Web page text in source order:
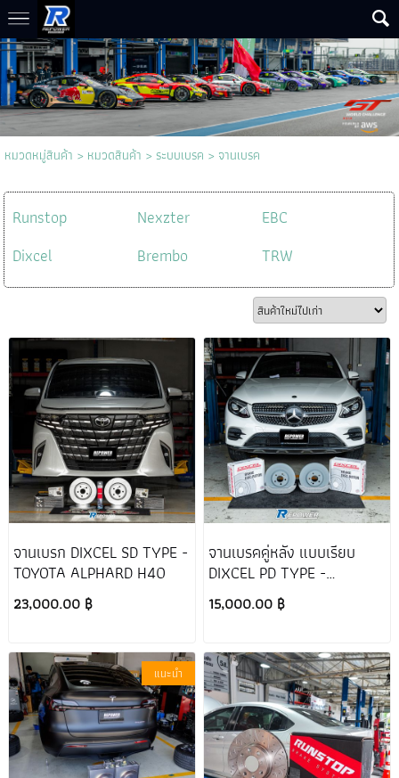
หมวดหมู่สินค้า > หมวดสินค้า >ระบบเบรค > จานเบรค
Runstop Nexzter
EBC
Dixcel
Brembo TRW
จานเบรก DIXCEL SD TYPE -
TOYOTA ALPHARD H40
23,000.00 ฿
จานเบรคคู่หลัง แบบเรียบ
DIXCEL PD TYPE -
MERCEDES-BENZ GLC250
C253
15,000.00 ฿
แนะนำ